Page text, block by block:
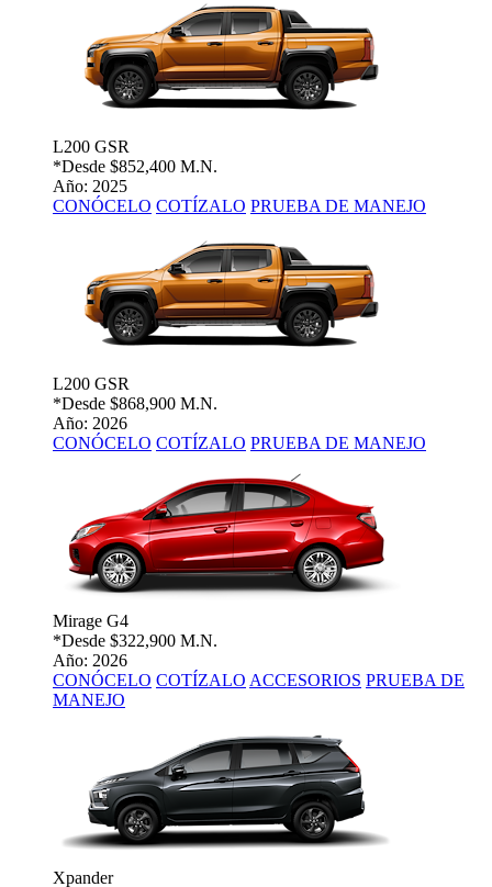
L200 GSR
*Desde $852,400 M.N.
Año: 2025
CONÓCELO COTÍZALO PRUEBA DE MANEJO
L200 GSR
*Desde $868,900 M.N.
Año: 2026
CONÓCELO COTÍZALO PRUEBA DE MANEJO
Mirage G4
*Desde $322,900 M.N.
Año: 2026
CONÓCELO COTÍZALO ACCESORIOS PRUEBA DE
MANEJO
Xpander